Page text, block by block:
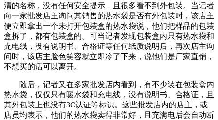
清的名称，没有任何安全提示，且很多看不到外包装。当记者
向一家批发店主询问其销售的热水袋是否有外包装时，该店主
便立即拿出一个未打开包装盒的热水袋说，他们把样品的包装
盒拆了，都有包装盒的。可当记者发现包装盒内只有热水袋和
充电线，没有说明书、合格证等任何纸质说明后，再次店主询
问时，该店主脸色笑容就立即冷了下来，说他们是厂家直销，
不想买的话可以离开。
随后，记者又在多家批发店内看到，有不少装在包装盒内
热水袋，仅仅只有暖水袋和充电线，没有说明书、合格证，且
其外包装上也没有3C认证等标识。这些批发店内的店主，或
店员均表示，他们的热水袋卖得非常好，且充满电后会自动断